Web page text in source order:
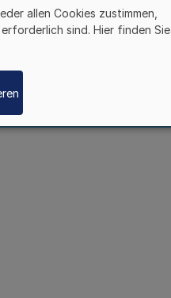
allen Cookies zustimmen,
sind. Hier finden Sie